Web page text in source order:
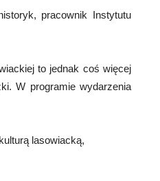
pracownik Instytutu
to jednak coś więcej
W programie wydarzenia
lasowiacką,